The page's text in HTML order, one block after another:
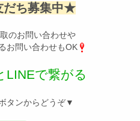
だち募集中★
のお問い合わせや
お問い合わせもOK
LINEで繋がる
タンからどうぞ▼